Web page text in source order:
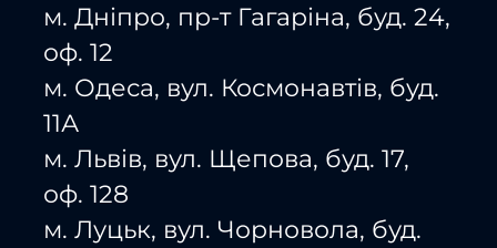
м. Дніпро, пр-т Гагаріна, буд. 24,
оф. 12
м. Одеса, вул. Космонавтів, буд.
11А
м. Львів, вул. Щепова, буд. 17,
оф. 128
м. Луцьк, вул. Чорновола, буд.